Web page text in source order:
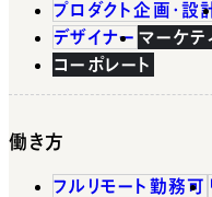
プロダクト企画・設
デザイナー マーケテ
コーポレート
働き方
フルリモート勤務可